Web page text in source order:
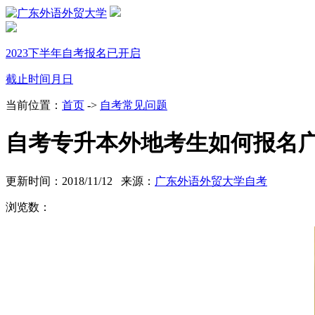
2023下半年自考报名已开启
截止时间 月 日
当前位置： 首页 -> 自考常见问题
自考专升本外地考生如何报名
更新时间：2018/11/12 来源： 广东外语外贸大学自考
浏览数：